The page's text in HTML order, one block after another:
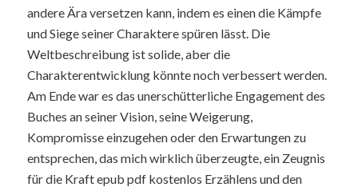
andere Ära versetzen kann, indem es einen die Kämpfe
und Siege seiner Charaktere spüren lässt. Die
Weltbeschreibung ist solide, aber die
Charakterentwicklung könnte noch verbessert werden.
Am Ende war es das unerschütterliche Engagement des
Buches an seiner Vision, seine Weigerung,
Kompromisse einzugehen oder den Erwartungen zu
entsprechen, das mich wirklich überzeugte, ein Zeugnis
für die Kraft epub pdf kostenlos Erzählens und den